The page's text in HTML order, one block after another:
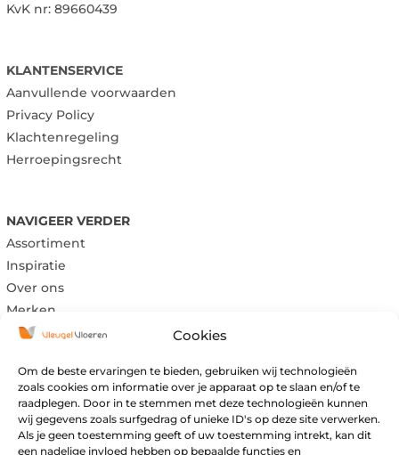
Cookies
Om de beste ervaringen te bieden, gebruiken wij technologieën
zoals cookies om informatie over je apparaat op te slaan en/of te
raadplegen. Door in te stemmen met deze technologieën kunnen
wij gegevens zoals surfgedrag of unieke ID's op deze site verwerken.
Als je geen toestemming geeft of uw toestemming intrekt, kan dit
een nadelige invloed hebben op bepaalde functies en
KvK nr: 89660439
KLANTENSERVICE
Aanvullende voorwaarden
Privacy Policy
Klachtenregeling
Herroepingsrecht
NAVIGEER VERDER
Assortiment
Inspiratie
Over ons
Merken
Maandag:
Gesloten
Dinsdag:
Gesloten
Woensdag: 09:00 – 17:00
Donderdag: 09:00 – 17:00